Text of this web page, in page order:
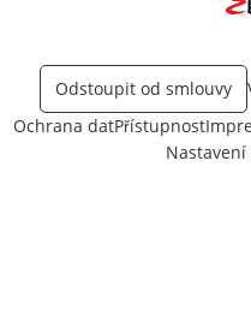
Odstoupit od smlouvy
Ochrana datPřístupnost